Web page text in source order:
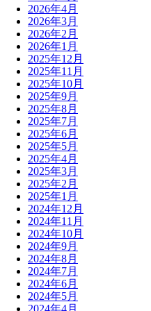
2026年4月
2026年3月
2026年2月
2026年1月
2025年12月
2025年11月
2025年10月
2025年9月
2025年8月
2025年7月
2025年6月
2025年5月
2025年4月
2025年3月
2025年2月
2025年1月
2024年12月
2024年11月
2024年10月
2024年9月
2024年8月
2024年7月
2024年6月
2024年5月